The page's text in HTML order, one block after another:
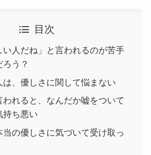
目次
い人だね」と言われるのが苦手
う？
は、優しさに関して悩まない
われると、なんだか嘘をついて
持ち悪い
当の優しさに気づいて受け取っ